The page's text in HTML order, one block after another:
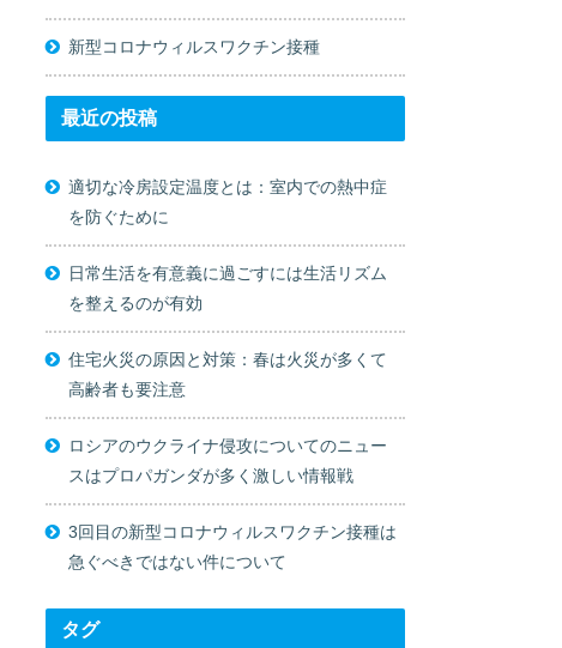
新型コロナウィルスワクチン接種
最近の投稿
適切な冷房設定温度とは：室内での熱中症
を防ぐために
日常生活を有意義に過ごすには生活リズム
を整えるのが有効
住宅火災の原因と対策：春は火災が多くて
高齢者も要注意
ロシアのウクライナ侵攻についてのニュー
スはプロパガンダが多く激しい情報戦
3回目の新型コロナウィルスワクチン接種は
急ぐべきではない件について
タグ